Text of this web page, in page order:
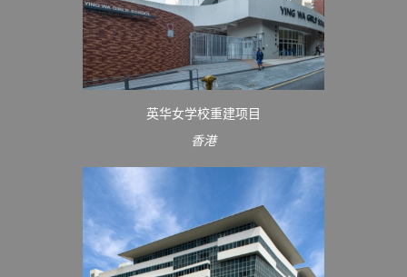
英华女学校重建项目
香港